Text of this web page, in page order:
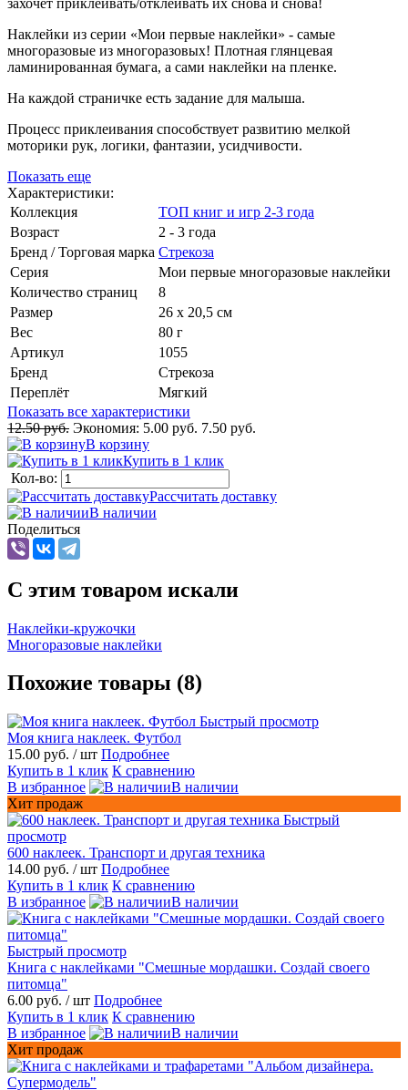
Наклейки из серии «Мои первые наклейки» - самые
многоразовые из многоразовых! Плотная глянцевая
ламинированная бумага, а сами наклейки на пленке.
На каждой страничке есть задание для малыша.
Процесс приклеивания способствует развитию мелкой
моторики рук, логики, фантазии, усидчивости.
Показать еще
Характеристики:
Коллекция
ТОП книг и игр 2-3 года
Возраст
2 - 3 года
Бренд / Торговая марка Стрекоза
Серия
Мои первые многоразовые наклейки
Количество страниц
8
Размер
26 х 20,5 см
Вес
80 г
Артикул
1055
Бренд
Стрекоза
Переплёт
Мягкий
Показать все характеристики
12.50 руб. Экономия: 5.00 руб. 7.50 руб.
В корзину
Купить в 1 клик
Кол-во:
Рассчитать доставку
В наличии
Поделиться
C этим товаром искали
Наклейки-кружочки
Многоразовые наклейки
Похожие товары (8)
Быстрый просмотр
Моя книга наклеек. Футбол
15.00 руб. / шт Подробнее
Купить в 1 клик К сравнению
В избранное
В наличии
Хит продаж
Быстрый
просмотр
600 наклеек. Транспорт и другая техника
14.00 руб. / шт Подробнее
Купить в 1 клик К сравнению
В избранное
В наличии
Быстрый просмотр
Книга с наклейками "Смешные мордашки. Создай своего
питомца"
6.00 руб. / шт Подробнее
Купить в 1 клик К сравнению
В избранное
В наличии
Хит продаж